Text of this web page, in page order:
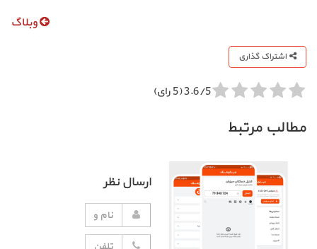
وبلاگ
اشتراک گذاری
3.6/5 (5 رای)
مطالب مرتبط
ارسال نظر